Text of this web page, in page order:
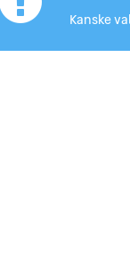
Kanske